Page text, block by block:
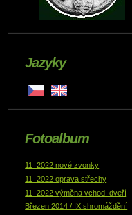
Jazyky
Fotoalbum
11_2022 nové zvonky
11_2022 oprava střechy
11_2022 výměna vchod. dveří
Březen 2014 / IX.shromáždění